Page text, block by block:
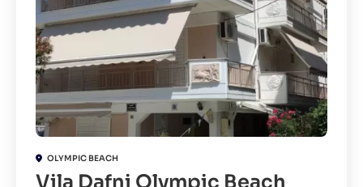
OLYMPIC BEACH
Vila Dafni Olympic Beach